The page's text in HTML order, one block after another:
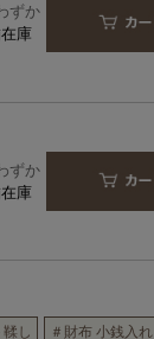
ずか
庫
ずか
庫
し ＃財布 小銭入れ